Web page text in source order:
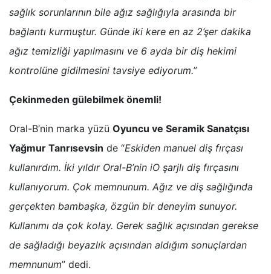
sağlık sorunlarının bile ağız sağlığıyla arasında bir
bağlantı kurmuştur. Günde iki kere en az 2’şer dakika
ağız temizliği yapılmasını ve 6 ayda bir diş hekimi
kontrolüne gidilmesini tavsiye ediyorum.”
Çekinmeden gülebilmek önemli!
Oral-B’nin marka yüzü Oyuncu ve Seramik Sanatçısı
Yağmur Tanrısevsin de “Eskiden manuel diş fırçası
kullanırdım. İki yıldır Oral-B’nin iO şarjlı diş fırçasını
kullanıyorum. Çok memnunum. Ağız ve diş sağlığında
gerçekten bambaşka, özgün bir deneyim sunuyor.
Kullanımı da çok kolay. Gerek sağlık açısından gerekse
de sağladığı beyazlık açısından aldığım sonuçlardan
memnunum” dedi.